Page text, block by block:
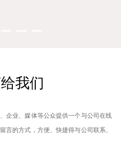
我们
企业、媒体等公众提供一个与公司在线
言的方式，方便、快捷得与公司联系、